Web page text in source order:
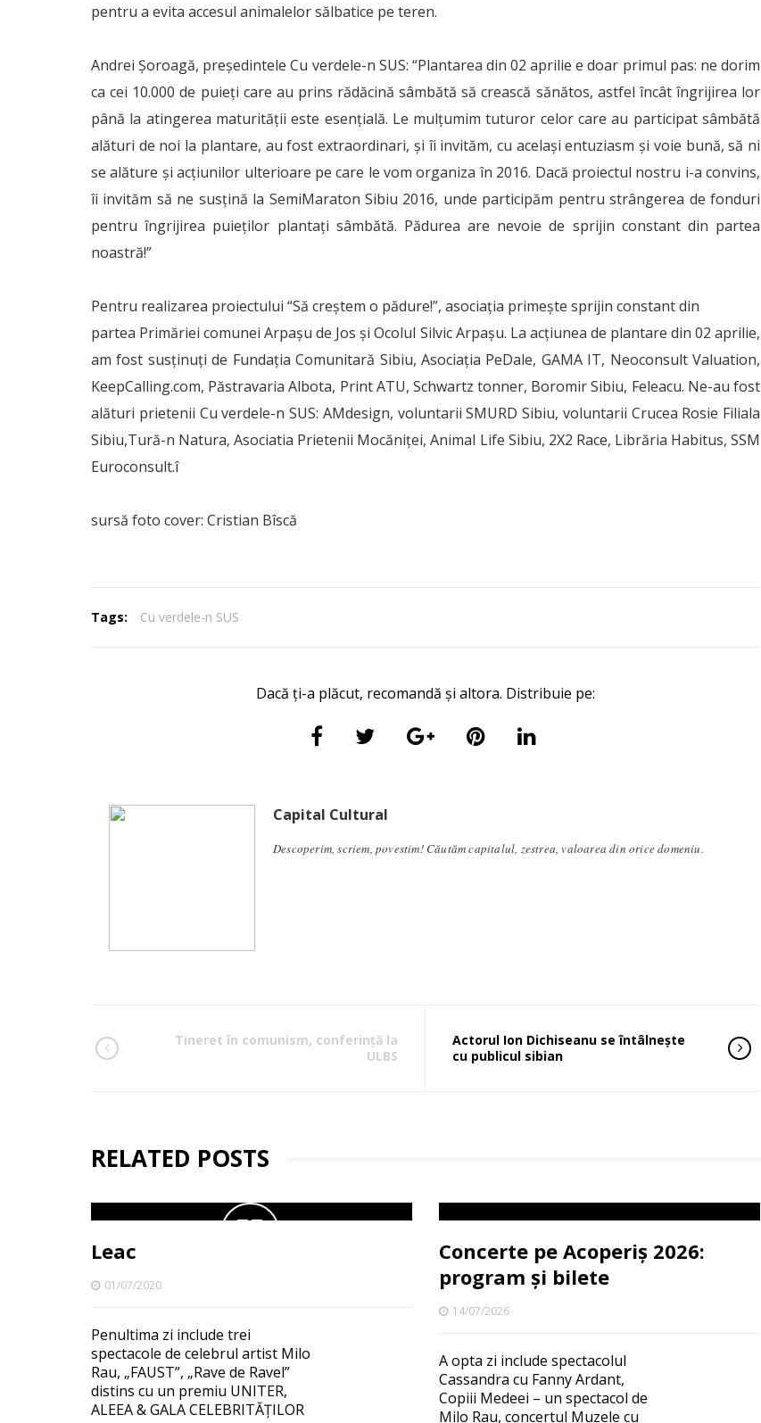
pentru a evita accesul animalelor sălbatice pe teren.
Andrei Șoroagă, președintele Cu verdele-n SUS: “Plantarea din 02 aprilie e doar primul pas: ne dorim
ca cei 10.000 de puieți care au prins rădăcină sâmbătă să crească sănătos, astfel încât îngrijirea lor
până la atingerea maturității este esențială. Le mulțumim tuturor celor care au participat sâmbătă
alături de noi la plantare, au fost extraordinari, și îi invităm, cu același entuziasm și voie bună, să ni
se alăture și acțiunilor ulterioare pe care le vom organiza în 2016. Dacă proiectul nostru i-a convins,
îi invităm să ne susțină la SemiMaraton Sibiu 2016, unde participăm pentru strângerea de fonduri
pentru îngrijirea puieților plantați sâmbătă. Pădurea are nevoie de sprijin constant din partea
noastră!”
Pentru realizarea proiectului “Să creștem o pădure!”, asociația primește sprijin constant din
partea Primăriei comunei Arpaşu de Jos şi Ocolul Silvic Arpaşu. La acțiunea de plantare din 02 aprilie,
am fost susţinuţi de Fundația Comunitară Sibiu, Asociaţia PeDale, GAMA IT, Neoconsult Valuation,
KeepCalling.com, Păstravaria Albota, Print ATU, Schwartz tonner, Boromir Sibiu, Feleacu. Ne-au fost
alături prietenii Cu verdele-n SUS: AMdesign, voluntarii SMURD Sibiu, voluntarii Crucea Rosie Filiala
Sibiu,Tură-n Natura, Asociatia Prietenii Mocăniței, Animal Life Sibiu, 2X2 Race, Librăria Habitus, SSM
Euroconsult.î
sursă foto cover: Cristian Bîscă
Tags: Cu verdele-n SUS
Dacă ți-a plăcut, recomandă și altora. Distribuie pe:
Capital Cultural
Descoperim, scriem, povestim! Căutăm capitalul, zestrea, valoarea din orice domeniu.
Tineret în comunism, conferinţă la
ULBS
Actorul Ion Dichiseanu se întâlnește
cu publicul sibian
RELATED POSTS
Leac
01/07/2020
Penultima zi include trei
spectacole de celebrul artist Milo
Rau, „FAUST”, „Rave de Ravel”
distins cu un premiu UNITER,
ALEEA & GALA CELEBRITĂȚILOR
Concerte pe Acoperiș 2026:
program și bilete
14/07/2026
A opta zi include spectacolul
Cassandra cu Fanny Ardant,
Copiii Medeei – un spectacol de
Milo Rau, concertul Muzele cu